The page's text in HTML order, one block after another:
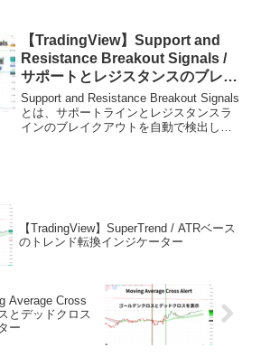
負になりやすく、勢いが残っている
か、...
【TradingView】Support and
Resistance Breakout Signals /
サポートとレジスタンスのブレイ
クアウトを検出するインジケータ
ー
Support and Resistance Breakout Signals
とは、サポートラインとレジスタンスラ
インのブレイクアウトを自動で検出し、
【TradingView】SuperTrend / ATRベース
のトレンド転換インジケーター
Average Cross
とデッドクロス
ー